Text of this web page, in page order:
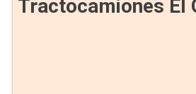
Tractocamiones El